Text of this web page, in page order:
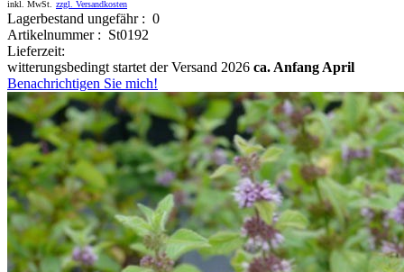
inkl. MwSt. zzgl. Versandkosten
Lagerbestand ungefähr : 0
Artikelnummer : St0192
Lieferzeit:
witterungsbedingt startet der Versand 2026 ca. Anfang April
Benachrichtigen Sie mich!